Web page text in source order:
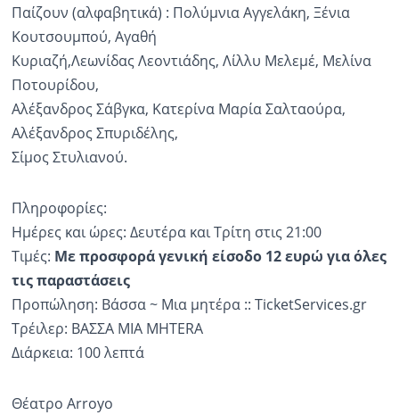
Παίζουν (αλφαβητικά) : Πολύμνια Αγγελάκη, Ξένια
Κουτσουμπού, Αγαθή
Κυριαζή,Λεωνίδας Λεοντιάδης, Λίλλυ Μελεμέ, Μελίνα
Ποτουρίδου,
Αλέξανδρος Σάβγκα, Κατερίνα Μαρία Σαλταούρα,
Αλέξανδρος Σπυριδέλης,
Σίμος Στυλιανού.
Πληροφορίες:
Ημέρες και ώρες: Δευτέρα και Τρίτη στις 21:00
Τιμές: Με προσφορά γενική είσοδο 12 ευρώ για όλες
τις παραστάσεις
Προπώληση: Βάσσα ~ Μια μητέρα :: TicketServices.gr
Τρέιλερ: ΒΑΣΣΑ MIA MHTERA
Διάρκεια: 100 λεπτά
Θέατρο Arroyo